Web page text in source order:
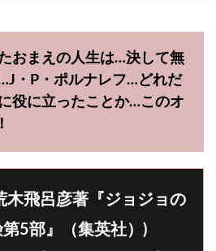
おまえの人生は…決して無
・P・ポルナレフ…どれだ
役に立ったことか…このオ
木飛呂彦著『ジョジョの
5部』（集英社）)